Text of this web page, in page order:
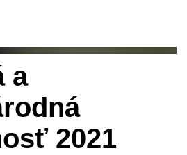
a
2021